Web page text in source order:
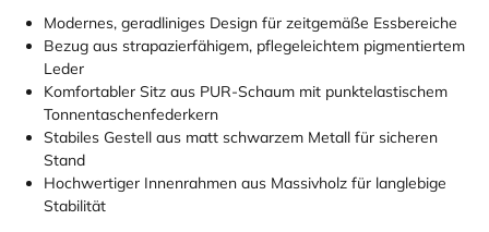
Modernes, geradliniges Design für zeitgemäße Essbereiche
Bezug aus strapazierfähigem, pflegeleichtem pigmentiertem
Leder
Komfortabler Sitz aus PUR-Schaum mit punktelastischem
Tonnentaschenfederkern
Stabiles Gestell aus matt schwarzem Metall für sicheren
Stand
Hochwertiger Innenrahmen aus Massivholz für langlebige
Stabilität